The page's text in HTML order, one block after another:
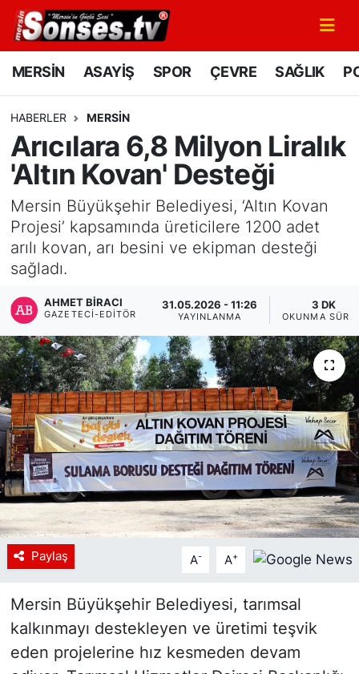
MERSİN ASAYİŞ SPOR ÇEVRE SAĞLIK
HABERLER MERSİN
Arıcılara 6,8 Milyon Liralık
'Altın Kovan' Desteği
Mersin Büyükşehir Belediyesi, ‘Altın Kovan
Projesi’ kapsamında üreticilere 1200 adet
arılı kovan, arı besini ve ekipman desteği
sağladı.
AHMET BIRACI
GAZETECI-EDITÖR
31.05.2026 - 11:26
YAYINLANMA
3 DK
OKUNMA
Paylaş A- A+
Mersin Büyükşehir Belediyesi, tarımsal
kalkınmayı destekleyen ve üretimi teşvik
eden projelerine hız kesmeden devam
MERSİN
SPOR
GÜNÜN MANŞETİ
DÜNYA
KÜLTÜR - SANAT
MAGAZİN
SAĞLIK
Siyaset
YEREL HABER
Haberde insan
Tanıtım
Mersin Nöbetçi Eczaneler
Mersin Namaz Vakitleri
Mersin Trafik Yoğunluk Haritası
Süper Lig Puan Durumu ve Fikstür
Tüm Manşetler
Son Dakika Haberleri
Haber Arşivi